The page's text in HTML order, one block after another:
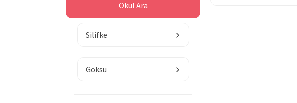
Silifke
Göksu
Okul Ara